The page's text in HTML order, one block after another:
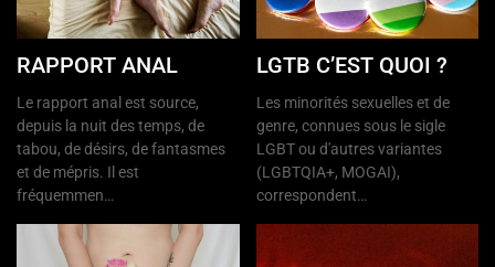
RAPPORT ANAL
Le rapport anal est source,
depuis la nuit des temps, de
tabou, de désirs, de fantasmes
et de mépris. Il est
fréquemmen…
LGTB C’EST QUOI ?
Les minorités sexuelles et de
genre, connues sous le sigle
LGBT ou d'autres variantes
(LGBTQIA+, MOGAI),
correspondent…